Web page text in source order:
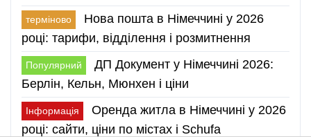
терміново
Нова пошта в Німеччині у 2026
році: тарифи, відділення і розмитнення
Популярний
ДП Документ у Німеччині 2026:
Берлін, Кельн, Мюнхен і ціни
Інформація
Оренда житла в Німеччині у 2026
році: сайти, ціни по містах і Schufa